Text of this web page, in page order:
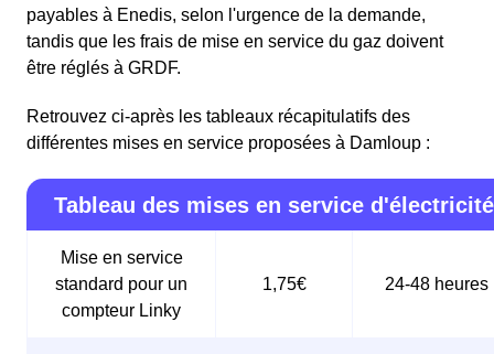
payables à Enedis, selon l'urgence de la demande,
tandis que les frais de mise en service du gaz doivent
être réglés à GRDF.
Retrouvez ci-après les tableaux récapitulatifs des
différentes mises en service proposées à Damloup :
Tableau des mises en service d'électricité
Mise en service
standard pour un
compteur Linky
1,75€ 24-48 heures